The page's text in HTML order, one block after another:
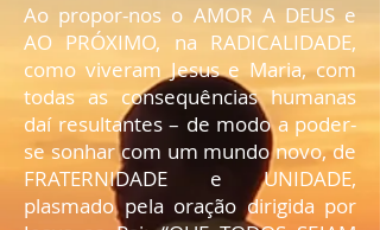
Ao propor-nos o AMOR A DEUS e
AO PRÓXIMO, na RADICALIDADE,
como viveram Jesus e Maria, com
todas as consequências humanas
daí resultantes – de modo a poder-
se sonhar com um mundo novo, de
FRATERNIDADE e UNIDADE,
plasmado pela oração dirigida por